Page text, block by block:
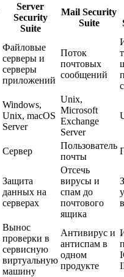
Server
Security
Suite
Mail Security
Suite
Файловые
серверы и
серверы
приложений
Поток
почтовых
сообщений
Windows,
Unix, macOS
Server
Unix,
Microsoft
Exchange
Server
Сервер
Пользователь
почты
Защита
данных на
серверах
Отсечь
вирусы и
спам до
почтового
ящика
Вынос
проверки в
сервисную
виртуальную
машину
Антивирус и
антиспам в
одном
продукте